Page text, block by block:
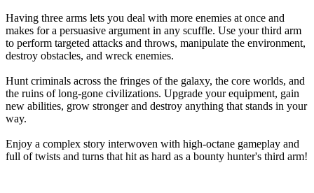
Having three arms lets you deal with more enemies at once and
makes for a persuasive argument in any scuffle. Use your third arm
to perform targeted attacks and throws, manipulate the environment,
destroy obstacles, and wreck enemies.
Hunt criminals across the fringes of the galaxy, the core worlds, and
the ruins of long-gone civilizations. Upgrade your equipment, gain
new abilities, grow stronger and destroy anything that stands in your
way.
Enjoy a complex story interwoven with high-octane gameplay and
full of twists and turns that hit as hard as a bounty hunter's third arm!